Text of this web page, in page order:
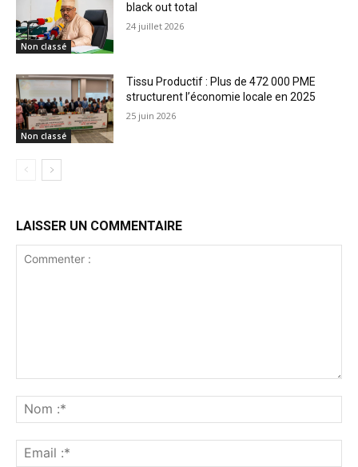
Non classé
black out total
24 juillet 2026
Non classé
Tissu Productif : Plus de 472 000 PME
structurent l’économie locale en 2025
25 juin 2026
LAISSER UN COMMENTAIRE
:*